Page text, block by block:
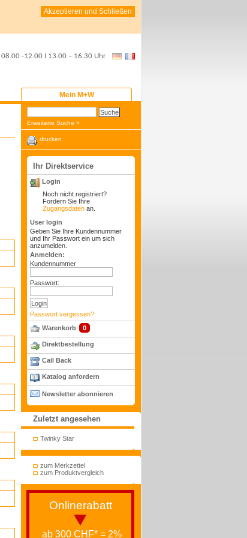
Akzeptieren und Schließen
08.00 -12.00 I 13.00 – 16.30 Uhr
Mein M+W
Erweiterte Suche >
drucken
Ihr Direktservice
Login
Noch nicht registriert?
Fordern Sie Ihre
Zugangsdaten an.
User login
Geben Sie Ihre Kundennummer
und Ihr Passwort ein um sich
anzumelden.
Anmelden:
Kundennummer
Passwort:
Passwort vergessen?
Warenkorb
0
Direktbestellung
Call Back
Katalog anfordern
Newsletter abonnieren
Zuletzt angesehen
Twinky Star
zum Merkzettel
zum Produktvergleich
Onlinerabatt
ab 300 CHF* = 2%